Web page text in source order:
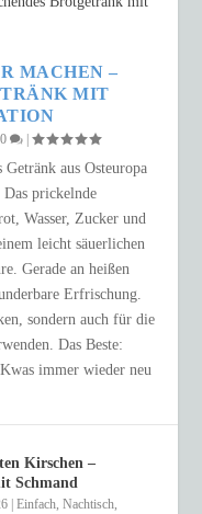
MACHEN –
MIT
0 |
aus Osteuropa
Das prickelnde
Wasser, Zucker und
leicht säuerlichen
Gerade an heißen
Erfrischung.
sondern auch für die
Das Beste:
immer wieder neu
Kirschen –
Schmand
|Einfach ,Nachtisch